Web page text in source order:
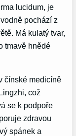
lucidum, je
pochází z
Má kulatý tvar,
tmavě hnědé
čínské medicíně
což
se k podpoře
zdravou
spánek a